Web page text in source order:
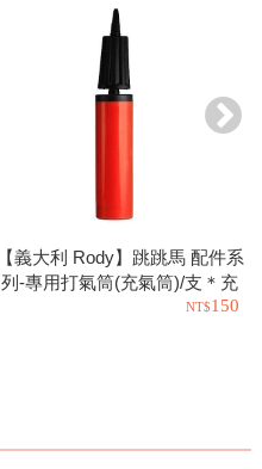
【義大利 Rody】跳跳馬 配件系
列-專用打氣筒(充氣筒)/支＊充
氣工具.充氣球.玩具也可以使用
150